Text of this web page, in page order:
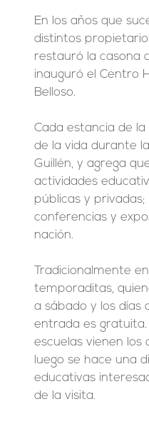
En los años que
distintos
restauró la casona
inauguró el Centro
Belloso.
Cada estancia de
de la vida durante
Guillén, y agrega
actividades
públicas y
conferencias y
nación.
Tradicionalmente
temporaditas,
a sábado y los días
entrada es
escuelas vienen los
luego se hace una
educativas
de la visita.